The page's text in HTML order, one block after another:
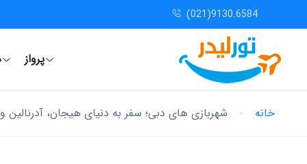
(021)9130.6584
پرواز
خانه شهربازی‌ های دبی؛ سفر به دنیای هیجان، آدرنالین